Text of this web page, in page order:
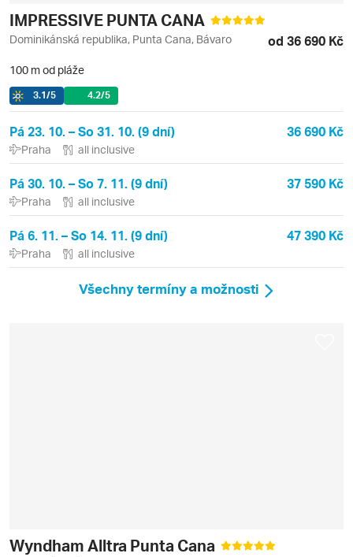
IMPRESSIVE PUNTA CANA
Dominikánská republika, Punta Cana, Bávaro od 36 690 Kč
100 m od pláže
3.1/5 4.2/5
Pá 23. 10. – So 31. 10. (9 dní) 36 690 Kč
Praha all inclusive
Pá 30. 10. – So 7. 11. (9 dní) 37 590 Kč
Praha all inclusive
Pá 6. 11. – So 14. 11. (9 dní) 47 390 Kč
Praha all inclusive
Všechny termíny a možnosti
Wyndham Alltra Punta Cana